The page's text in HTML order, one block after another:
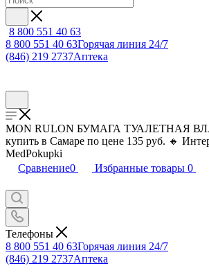
8 800 551 40 63
8 800 551 40 63Горячая линия 24/7
(846) 219 2737Аптека
MON RULON БУМАГА ТУАЛЕТНАЯ
купить в Самаре по цене 135 руб. 🔸
MedPokupki
Сравнение0 Избранные товары 0
Телефоны
8 800 551 40 63Горячая линия 24/7
(846) 219 2737Аптека